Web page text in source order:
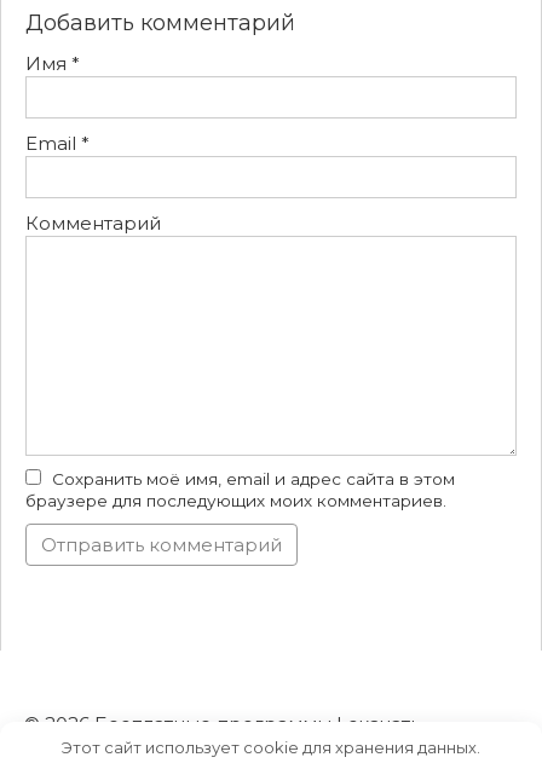
Добавить комментарий
Имя *
Email *
Комментарий
Сохранить моё имя, email и адрес сайта в этом
браузере для последующих моих комментариев.
© 2026 Бесплатные программы | скачать
торрент на русском языке
Этот сайт использует cookie для хранения данных.